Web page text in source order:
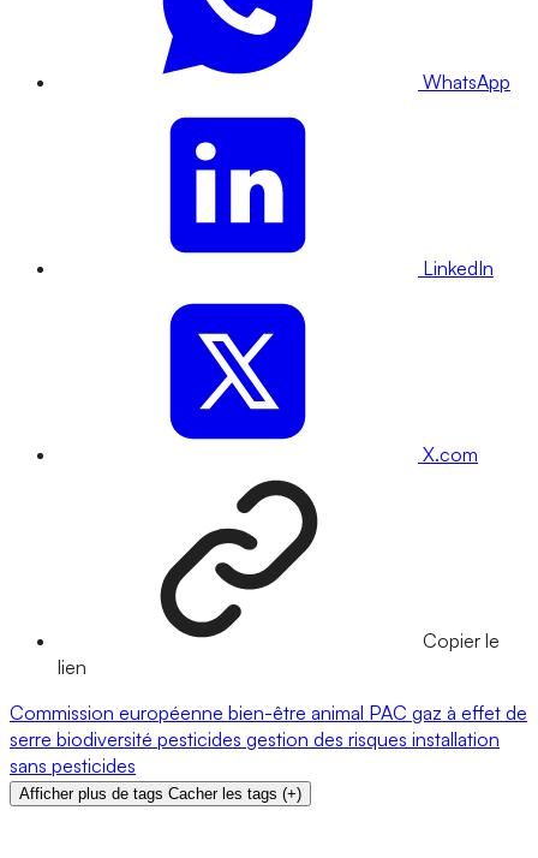
WhatsApp
LinkedIn
X.com
Copier le
lien
Commission européenne bien-être animal PAC gaz à effet de
serre biodiversité pesticides gestion des risques installation
sans pesticides
Afficher plus de tags Cacher les tags (+)